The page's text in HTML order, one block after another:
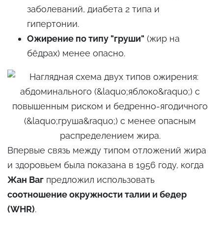
заболеваний, диабета 2 типа и
гипертонии.
Ожирение по типу "груши" (жир на
бёдрах) менее опасно.
Впервые связь между типом отложений жира
и здоровьем была показана в 1956 году, когда
Жан Ваг предложил использовать
соотношение окружности талии и бедер
(WHR).